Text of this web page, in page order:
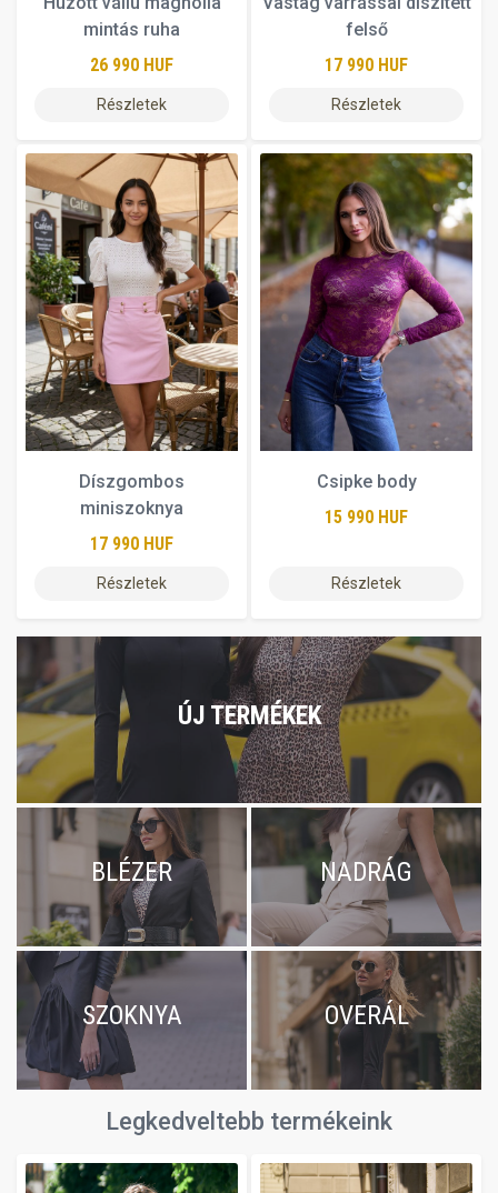
mintás ruha
26 990 HUF
Részletek
felső
17 990 HUF
Részletek
Díszgombos
miniszoknya
17 990 HUF
Részletek
Csipke body
15 990 HUF
Részletek
ÚJ TERMÉKEK
BLÉZER NADRÁG
SZOKNYA OVERÁL
Legkedveltebb termékeink